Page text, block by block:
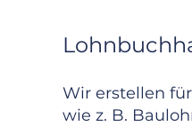
Wir erstellen
wie z. B.